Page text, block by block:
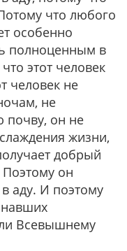
что любого
особенно
полноценным в
этот человек
человек не
не
почву, он не
жизни,
добрый
он
аду. И поэтому
Всевышнему